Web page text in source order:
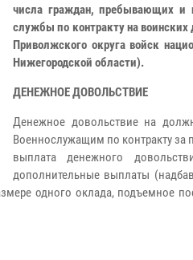
числа граждан, пребывающих и
службы по контракту на воинских
Приволжского округа войск
Нижегородской области).
ДЕНЕЖНОЕ ДОВОЛЬСТВИЕ
Денежное довольствие на
Военнослужащим по контракту за
выплата денежного
дополнительные выплаты
одного оклада, подъемное